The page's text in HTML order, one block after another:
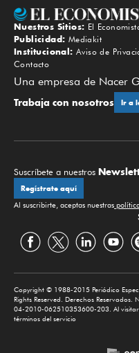
Nuestros Sitios: El
Publicidad: Mediakit
Institucional: Aviso de
Contacto
Una empresa de Nacer
Trabaja con nosotros Ir a
Suscríbete a nuestros
Regístrate aquí
Al suscribirte, aceptas nuestras
Copyright © 1988-2015 Periódico
Rights Reserved. Derechos
04-2010-062510353600-203. Al
términos del servicio